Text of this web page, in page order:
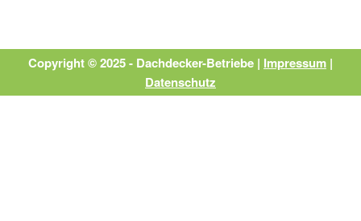
Copyright © 2025 - Dachdecker-Betriebe | Impressum |
Datenschutz